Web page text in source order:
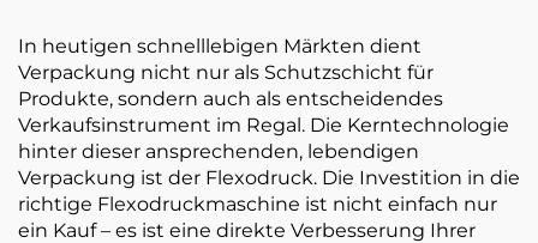
In heutigen schnelllebigen Märkten dient
Verpackung nicht nur als Schutzschicht für
Produkte, sondern auch als entscheidendes
Verkaufsinstrument im Regal. Die Kerntechnologie
hinter dieser ansprechenden, lebendigen
Verpackung ist der Flexodruck. Die Investition in die
richtige Flexodruckmaschine ist nicht einfach nur
ein Kauf – es ist eine direkte Verbesserung Ihrer